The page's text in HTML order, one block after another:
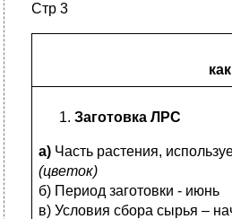
Стр 3
Заготовка ЛРС
а) Часть растения,
(цветок)
б) Период заготовки - июнь
в) Условия сбора сырья –